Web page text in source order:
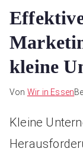
kleine
Von Wir in Essen
Kleine